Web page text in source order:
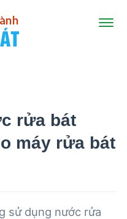
rửa bát
máy rửa bát
sử dụng nước rửa